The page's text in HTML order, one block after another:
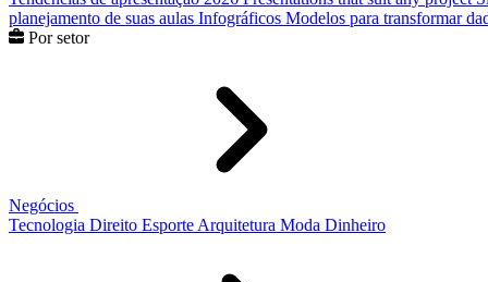
planejamento de suas aulas Infográficos Modelos para transformar
Por setor
Negócios
Tecnologia Direito Esporte Arquitetura Moda Dinheiro